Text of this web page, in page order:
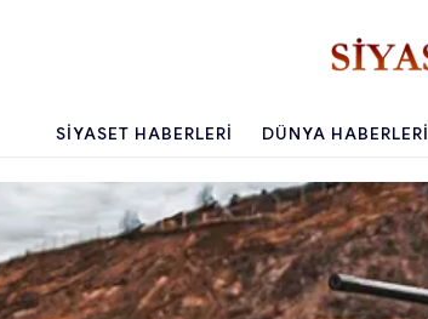
SIYASET HABERLERI DÜNYA HABERLERI